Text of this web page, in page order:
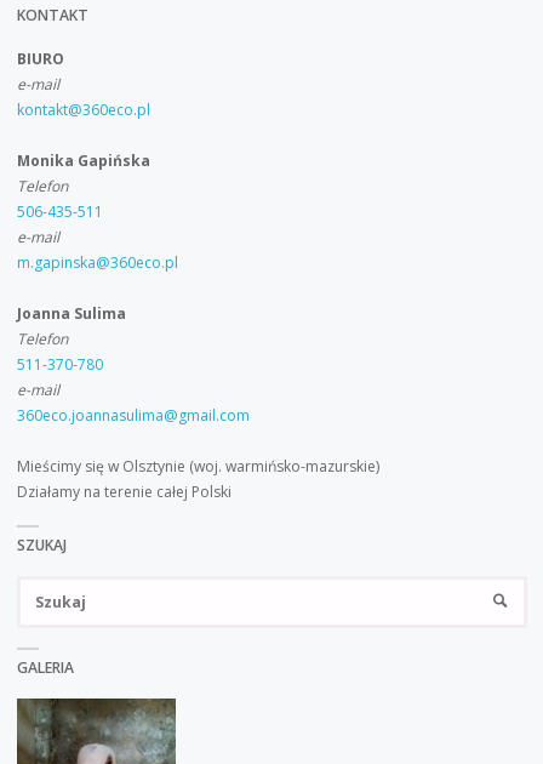
KONTAKT
BIURO
e-mail
kontakt@360eco.pl
Monika Gapińska
Telefon
506-435-511
e-mail
m.gapinska@360eco.pl
Joanna Sulima
Telefon
511-370-780
e-mail
360eco.joannasulima@gmail.com
Mieścimy się w Olsztynie (woj. warmińsko-mazurskie)
Działamy na terenie całej Polski
SZUKAJ
GALERIA